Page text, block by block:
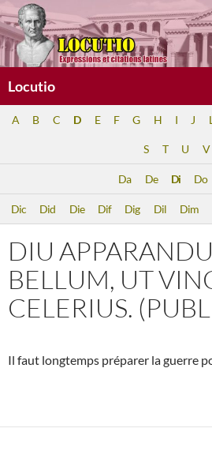
Aller
au
contenu
Locutio
A B C D E F G H I J
S T U V
Da De Di Do
Dic Did Die Dif Dig Dil Dim
DIU
BELLUM, UT
CELERIUS.
Il faut longtemps préparer la guerre